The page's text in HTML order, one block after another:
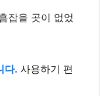
잡을 곳이 없었
다. 사용하기 편